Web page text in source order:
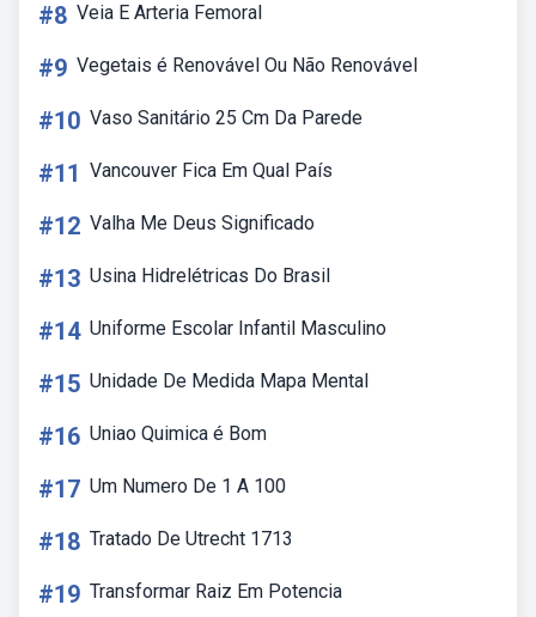
#8 Veia E Arteria Femoral
#9 Vegetais é Renovável Ou Não Renovável
#10 Vaso Sanitário 25 Cm Da Parede
#11 Vancouver Fica Em Qual País
#12 Valha Me Deus Significado
#13 Usina Hidrelétricas Do Brasil
#14 Uniforme Escolar Infantil Masculino
#15 Unidade De Medida Mapa Mental
#16 Uniao Quimica é Bom
#17 Um Numero De 1 A 100
#18 Tratado De Utrecht 1713
#19 Transformar Raiz Em Potencia